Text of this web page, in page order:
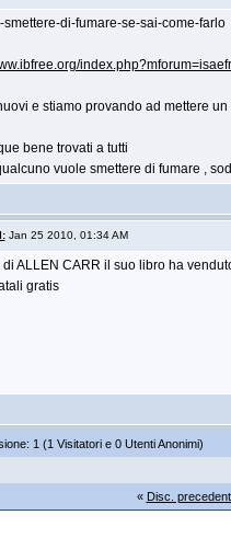
smettere-di-fumare-se-sai-come-farlo
e stiamo provando ad mettere
bene trovati a tutti
vuole smettere di fumare ,
Jan 25 2010, 01:34 AM
di ALLEN CARR il suo libro ha
gratis
1 (1 Visitatori e 0 Utenti Anonimi)
« Disc.